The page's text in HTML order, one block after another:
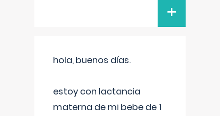
+
hola, buenos días.
estoy con lactancia
materna de mi bebe de 1